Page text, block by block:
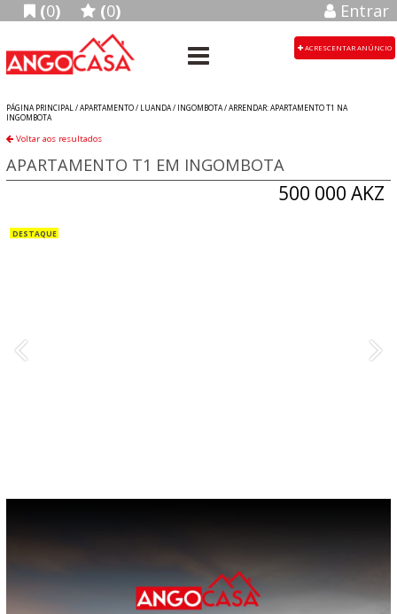
(0) (0) Entrar
ACRESCENTAR ANÚNCIO
PÁGINA PRINCIPAL /APARTAMENTO/ LUANDA/ INGOMBOTA/ARRENDAR: APARTAMENTO T1 NA
INGOMBOTA
Voltar aos resultados
500 000 AKZ
APARTAMENTO T1 EM INGOMBOTA